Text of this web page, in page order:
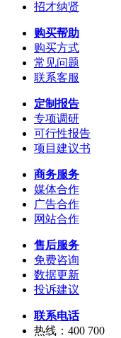
招才纳贤
购买帮助
购买方式
常见问题
联系客服
定制报告
专项调研
可行性报告
项目建议书
商务服务
媒体合作
广告合作
网站合作
售后服务
免费咨询
数据更新
投诉建议
联系电话
热线：400 700